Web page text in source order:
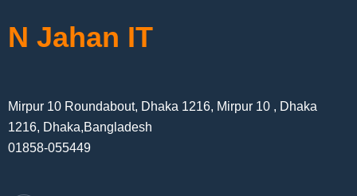
N Jahan IT
Mirpur 10 Roundabout, Dhaka 1216, Mirpur 10 , Dhaka
1216, Dhaka,Bangladesh
01858-055449